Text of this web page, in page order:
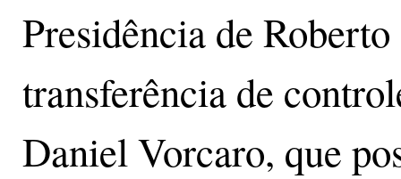
Presidência de
transferência de
Daniel Vorcaro, que